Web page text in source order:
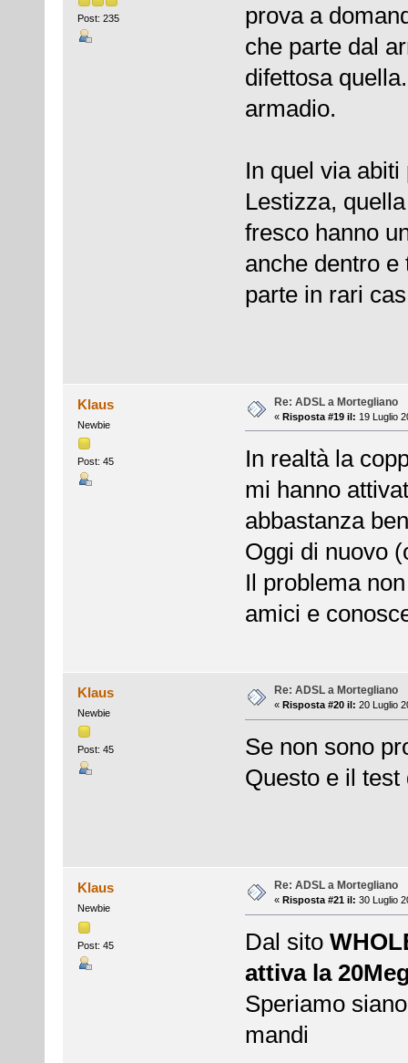
Post: 235
prova a
che parte dal
difettosa
armadio.
In quel via
Lestizza,
fresco hanno
anche dentro
parte in rari
Klaus
Newbie
Post: 45
Re: ADSL a Mortegliano
« Risposta #19 il: 19 Luglio
In realtà la
mi hanno
abbastanza
Oggi di nuovo
Il problema
amici e
Klaus
Newbie
Post: 45
Re: ADSL a Mortegliano
« Risposta #20 il: 20 Luglio
Se non sono
Questo e il test
Klaus
Newbie
Post: 45
Re: ADSL a Mortegliano
« Risposta #21 il: 30 Luglio
Dal sito
attiva la
Speriamo
mandi